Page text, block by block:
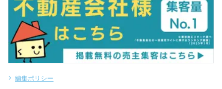
編集ポリシー